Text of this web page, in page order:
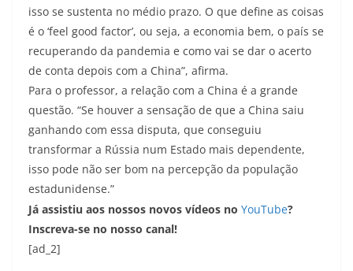
isso se sustenta no médio prazo. O que define as coisas
é o ‘feel good factor’, ou seja, a economia bem, o país se
recuperando da pandemia e como vai se dar o acerto
de conta depois com a China”, afirma.
Para o professor, a relação com a China é a grande
questão. “Se houver a sensação de que a China saiu
ganhando com essa disputa, que conseguiu
transformar a Rússia num Estado mais dependente,
isso pode não ser bom na percepção da população
estadunidense.”
Já assistiu aos nossos novos vídeos no YouTube?
Inscreva-se no nosso canal!
[ad_2]